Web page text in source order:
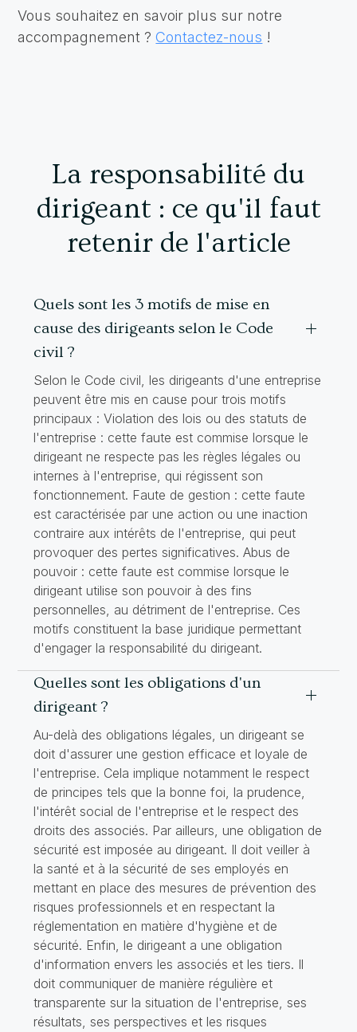
Vous souhaitez en savoir plus sur notre
accompagnement ?Contactez-nous !
La responsabilité du
dirigeant : ce qu'il faut
retenir de l'article
Quels sont les 3 motifs de mise en
cause des dirigeants selon le Code
civil ?
Selon le Code civil, les dirigeants d'une entreprise
peuvent être mis en cause pour trois motifs
principaux : Violation des lois ou des statuts de
l'entreprise : cette faute est commise lorsque le
dirigeant ne respecte pas les règles légales ou
internes à l'entreprise, qui régissent son
fonctionnement. Faute de gestion : cette faute
est caractérisée par une action ou une inaction
contraire aux intérêts de l'entreprise, qui peut
provoquer des pertes significatives. Abus de
pouvoir : cette faute est commise lorsque le
dirigeant utilise son pouvoir à des fins
personnelles, au détriment de l'entreprise. Ces
motifs constituent la base juridique permettant
d'engager la responsabilité du dirigeant.
Quelles sont les obligations d'un
dirigeant ?
Au-delà des obligations légales, un dirigeant se
doit d'assurer une gestion efficace et loyale de
l'entreprise. Cela implique notamment le respect
de principes tels que la bonne foi, la prudence,
l'intérêt social de l'entreprise et le respect des
droits des associés. Par ailleurs, une obligation de
sécurité est imposée au dirigeant. Il doit veiller à
la santé et à la sécurité de ses employés en
mettant en place des mesures de prévention des
risques professionnels et en respectant la
réglementation en matière d'hygiène et de
sécurité. Enfin, le dirigeant a une obligation
d'information envers les associés et les tiers. Il
doit communiquer de manière régulière et
transparente sur la situation de l'entreprise, ses
résultats, ses perspectives et les risques